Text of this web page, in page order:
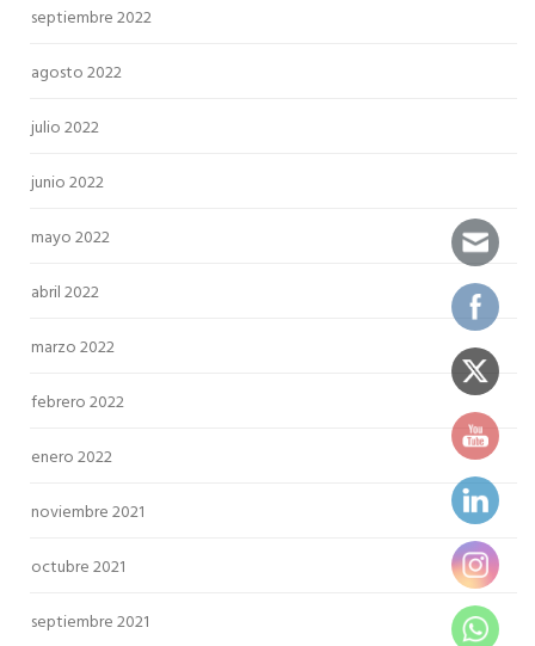
septiembre 2022
agosto 2022
julio 2022
junio 2022
mayo 2022
abril 2022
marzo 2022
febrero 2022
enero 2022
noviembre 2021
octubre 2021
septiembre 2021